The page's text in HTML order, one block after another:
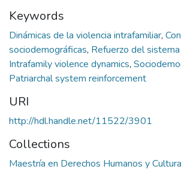
Keywords
Dinámicas de la violencia intrafamiliar,
sociodemográficas, Refuerzo del
Intrafamily violence dynamics,
Patriarchal system reinforcement
URI
http://hdl.handle.net/11522/3901
Collections
Maestría en Derechos Humanos y